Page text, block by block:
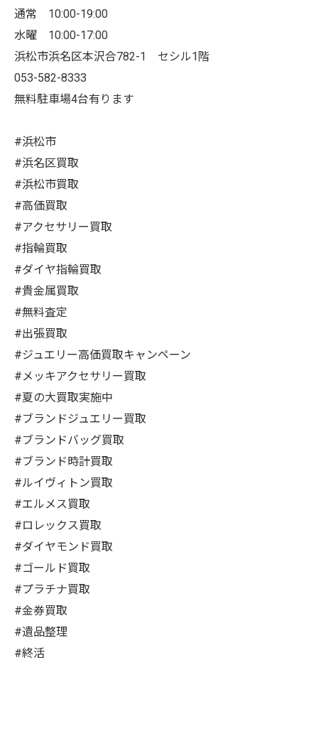
通常 10:00-19:00
水曜 10:00-17:00
浜松市浜名区本沢合782-1 セシル1階
053-582-8333
無料駐車場4台有ります
#浜松市
#浜名区買取
#浜松市買取
#高価買取
#アクセサリー買取
#指輪買取
#ダイヤ指輪買取
#貴金属買取
#無料査定
#出張買取
#ジュエリー高価買取キャンペーン
#メッキアクセサリー買取
#夏の大買取実施中
#ブランドジュエリー買取
#ブランドバッグ買取
#ブランド時計買取
#ルイヴィトン買取
#エルメス買取
#ロレックス買取
#ダイヤモンド買取
#ゴールド買取
#プラチナ買取
#金券買取
#遺品整理
#終活